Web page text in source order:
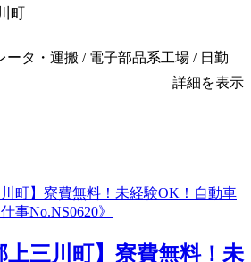
町
ータ・運搬 / 電子部品系工場 / 日勤
詳細を表示
上三川町】寮費無料！未